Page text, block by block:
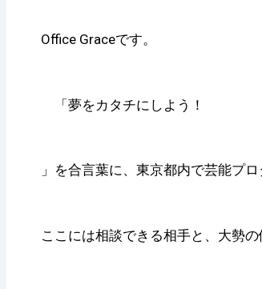
Office Graceです。
「夢をカタチにしよう！
」を合言葉に、東京都内で芸能プ
ここには相談できる相手と、大勢